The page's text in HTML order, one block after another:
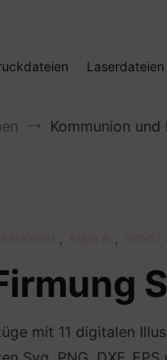
Laserdateien
Kommunion
, ,
mit 11 digitalen